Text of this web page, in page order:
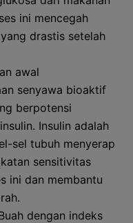
ini mencegah
drastis setelah
awal
senyawa bioaktif
berpotensi
Insulin adalah
sel tubuh menyerap
sensitivitas
ini dan membantu
dengan indeks